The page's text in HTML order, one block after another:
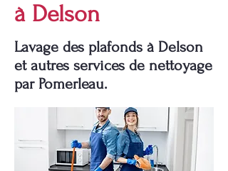
à Delson
Lavage des plafonds à Delson
et autres services de nettoyage
par Pomerleau.